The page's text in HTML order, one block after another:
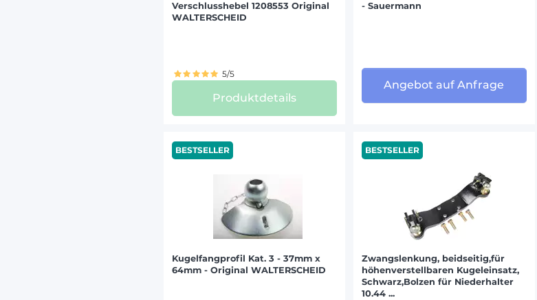
JCB (89)
LAMBORGHINI (168)
LANDINI (154)
MERCEDES (31)
PASQUALI (6)
SAME (188)
Verschlusshebel 1208553 Original
WALTERSCHEID
5/5
Produktdetails
- Sauermann
Angebot auf Anfrage
BESTSELLER
Kugelfangprofil Kat. 3 - 37mm x
64mm - Original WALTERSCHEID
BESTSELLER
Zwangslenkung, beidseitig,für
höhenverstellbaren Kugeleinsatz,
Schwarz,Bolzen für Niederhalter
10.44 ...